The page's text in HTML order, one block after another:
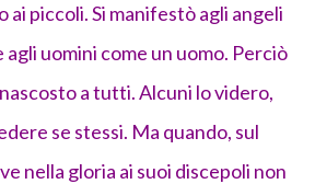
ai piccoli. Si manifestò agli angeli
agli uomini come un uomo. Perciò
a tutti. Alcuni lo videro,
se stessi. Ma quando, sul
nella gloria ai suoi discepoli non